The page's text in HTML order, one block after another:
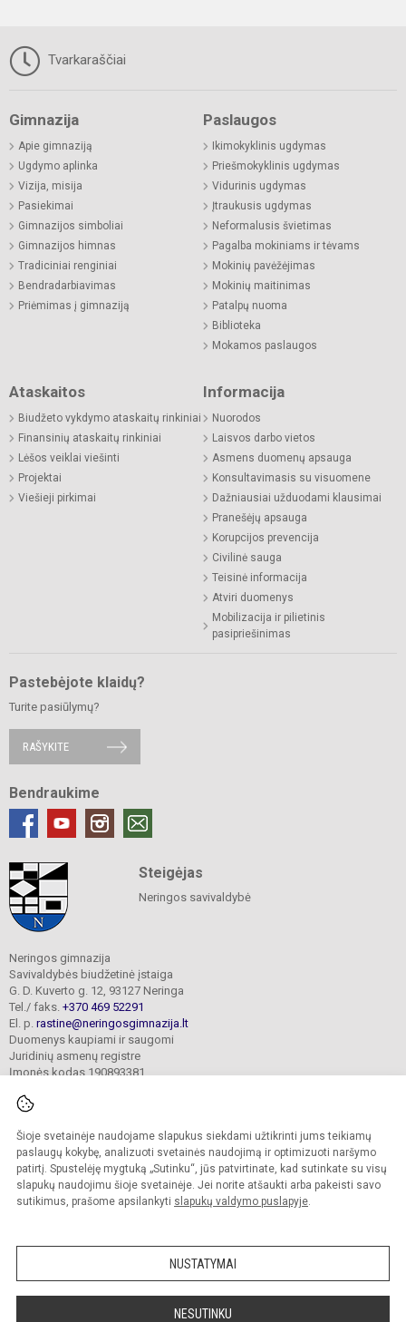
Šioje svetainėje naudojame slapukus siekdami užtikrinti jums teikiamų
paslaugų kokybę, analizuoti svetainės naudojimą ir optimizuoti naršymo
patirtį. Spustelėję mygtuką „Sutinku“, jūs patvirtinate, kad sutinkate su visų
slapukų naudojimu šioje svetainėje. Jei norite atšaukti arba pakeisti savo
sutikimus, prašome apsilankyti slapukų valdymo puslapyje.
NUSTATYMAI
NESUTINKU
Tvarkaraščiai
Gimnazija
Apie gimnaziją
Ugdymo aplinka
Vizija, misija
Pasiekimai
Gimnazijos simboliai
Gimnazijos himnas
Tradiciniai renginiai
Bendradarbiavimas
Priėmimas į gimnaziją
Paslaugos
Ikimokyklinis ugdymas
Priešmokyklinis ugdymas
Vidurinis ugdymas
Įtraukusis ugdymas
Neformalusis švietimas
Pagalba mokiniams ir tėvams
Mokinių pavėžėjimas
Mokinių maitinimas
Patalpų nuoma
Biblioteka
Mokamos paslaugos
Ataskaitos
Biudžeto vykdymo ataskaitų rinkiniai
Finansinių ataskaitų rinkiniai
Lėšos veiklai viešinti
Projektai
Viešieji pirkimai
Informacija
Nuorodos
Laisvos darbo vietos
Asmens duomenų apsauga
Konsultavimasis su visuomene
Dažniausiai užduodami klausimai
Pranešėjų apsauga
Korupcijos prevencija
Civilinė sauga
Teisinė informacija
Atviri duomenys
Mobilizacija ir pilietinis
pasipriešinimas
Pastebėjote klaidų?
Turite pasiūlymų?
RAŠYKITE
Bendraukime
Steigėjas
Neringos savivaldybė
Neringos gimnazija
Savivaldybės biudžetinė įstaiga
G. D. Kuverto g. 12, 93127 Neringa
Tel./ faks. +370 469 52291
El. p. rastine@neringosgimnazija.lt
Duomenys kaupiami ir saugomi
Juridinių asmenų registre
Įmonės kodas 190893381
© 2026. Neringos gimnazija. Visos teisės saugomos.
Kopijuoti turinį be raštiško įstaigos administracijos sutikimo griežtai draudžiama.
Prieinamumo paraiška Slapukų valdymas
Sumanus būdas atnaujinti